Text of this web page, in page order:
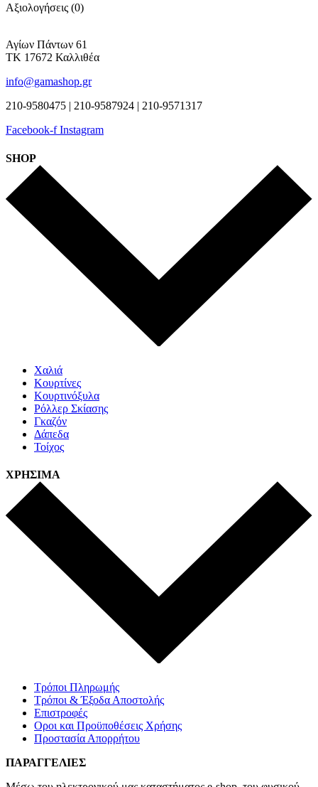
Αξιολογήσεις (0)
Αγίων Πάντων 61
ΤΚ 17672 Καλλιθέα
info@gamashop.gr
210-9580475 | 210-9587924 | 210-9571317
Facebook-f Instagram
SHOP
Χαλιά
Κουρτίνες
Κουρτινόξυλα
Ρόλλερ Σκίασης
Γκαζόν
Δάπεδα
Τοίχος
ΧΡΗΣΙΜΑ
Τρόποι Πληρωμής
Τρόποι & Έξοδα Αποστολής
Επιστροφές
Οροι και Προϋποθέσεις Χρήσης
Προστασία Απορρήτου
ΠΑΡΑΓΓΕΛΙΕΣ